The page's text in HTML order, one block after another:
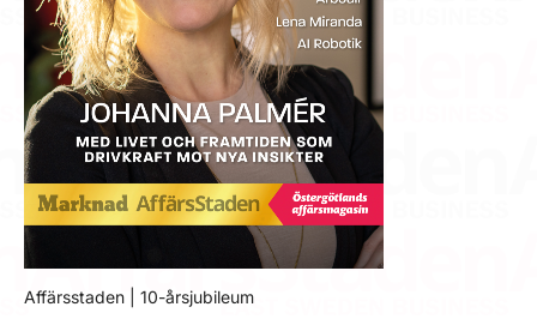
Affärsstaden | 10-årsjubileum